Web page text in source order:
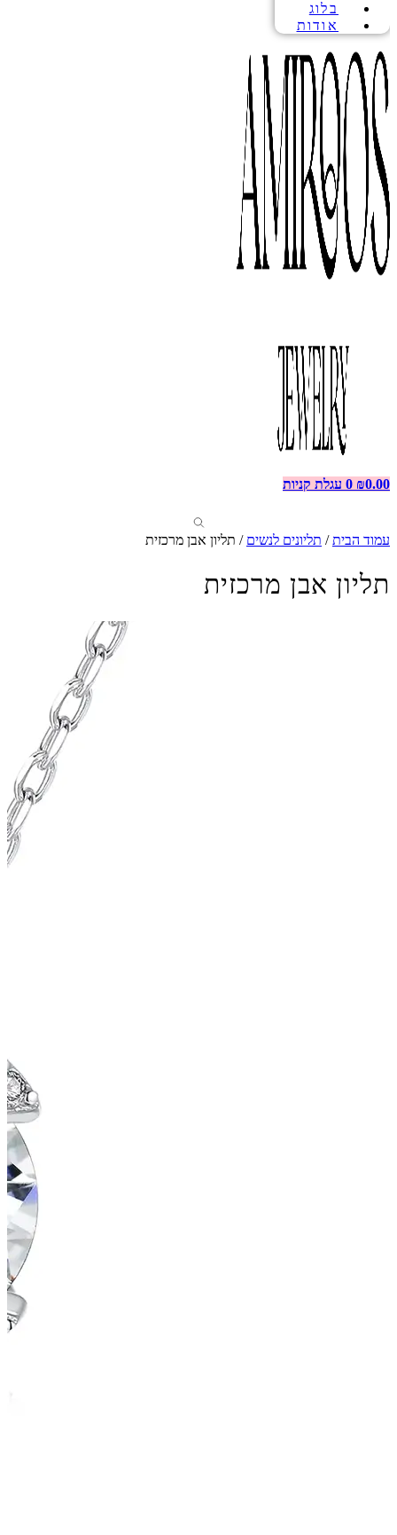
בלוג
אודות
₪0.00
0 עגלת קניות
עמוד הבית/ תליונים לנשים / תליון אבן מרכזית
תליון אבן מרכזית